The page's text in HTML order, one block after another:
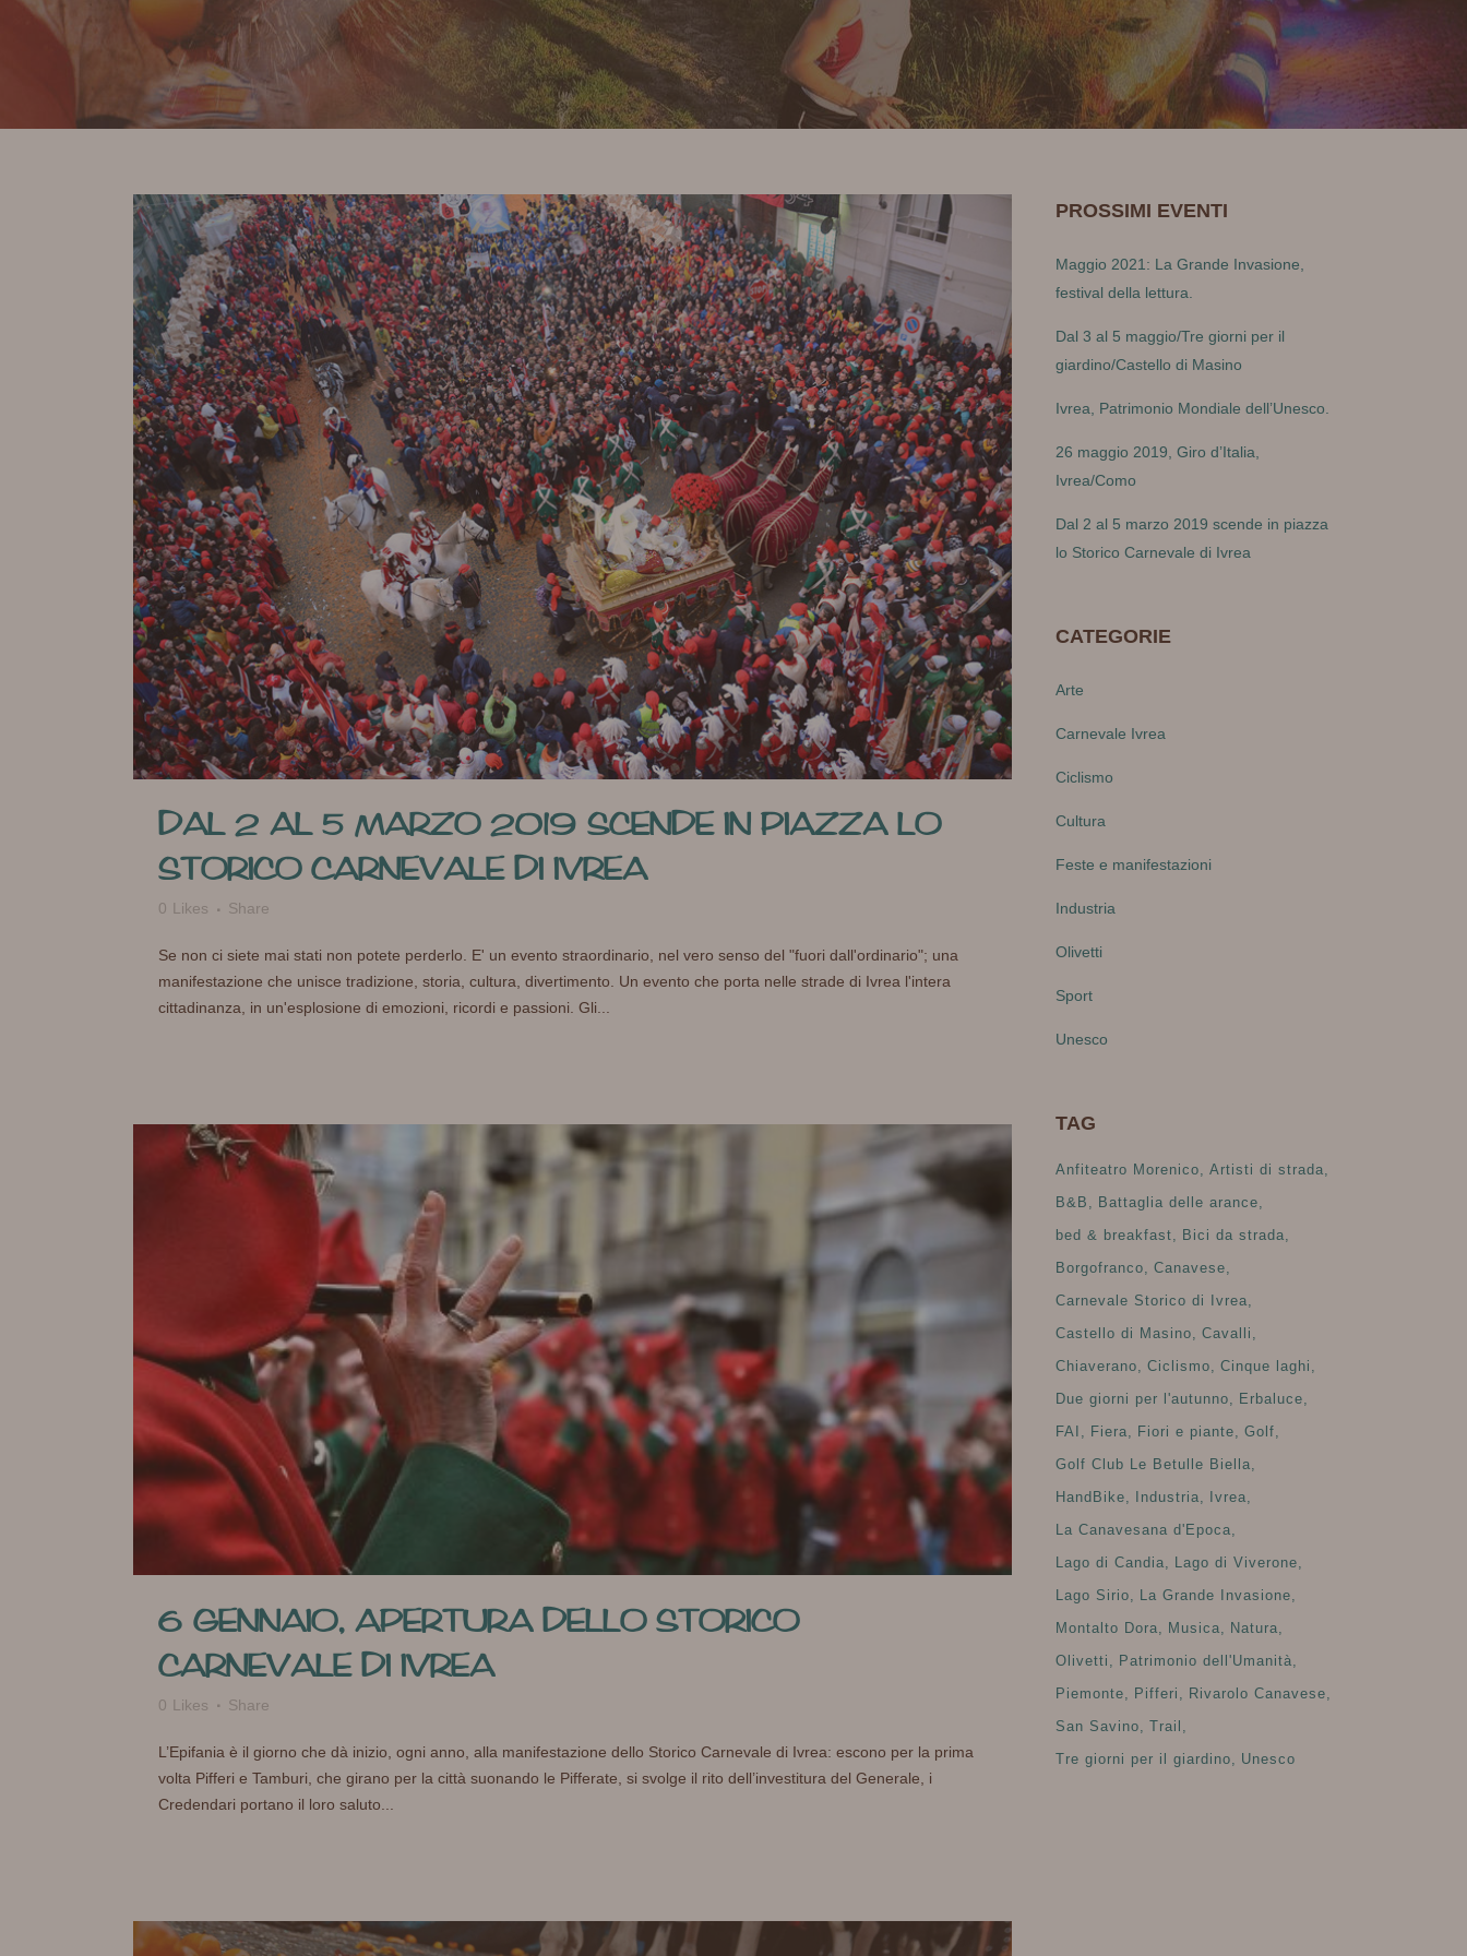
DAL 2 AL 5 MARZO 2019 SCENDE IN PIAZZA LO
STORICO CARNEVALE DI IVREA
0 Likes Share
Se non ci siete mai stati non potete perderlo. E' un evento straordinario, nel vero senso del "fuori dall'ordinario"; una
manifestazione che unisce tradizione, storia, cultura, divertimento. Un evento che porta nelle strade di Ivrea l'intera
cittadinanza, in un'esplosione di emozioni, ricordi e passioni. Gli...
6 GENNAIO, APERTURA DELLO STORICO
CARNEVALE DI IVREA
0 Likes Share
L’Epifania è il giorno che dà inizio, ogni anno, alla manifestazione dello Storico Carnevale di Ivrea: escono per la prima
volta Pifferi e Tamburi, che girano per la città suonando le Pifferate, si svolge il rito dell’investitura del Generale, i
Credendari portano il loro saluto...
PROSSIMI EVENTI
Maggio 2021: La Grande Invasione,
festival della lettura.
Dal 3 al 5 maggio/Tre giorni per il
giardino/Castello di Masino
Ivrea, Patrimonio Mondiale dell’Unesco.
26 maggio 2019, Giro d’Italia,
Ivrea/Como
Dal 2 al 5 marzo 2019 scende in piazza
lo Storico Carnevale di Ivrea
CATEGORIE
Arte
Carnevale Ivrea
Ciclismo
Cultura
Feste e manifestazioni
Industria
Olivetti
Sport
Unesco
TAG
Anfiteatro Morenico
Artisti di strada
B&B
Battaglia delle arance
bed & breakfast
Bici da strada
Borgofranco
Canavese
Carnevale Storico di Ivrea
Castello di Masino
Cavalli
Chiaverano
Ciclismo
Cinque laghi
Due giorni per l'autunno
Erbaluce
FAI
Fiera Fiori e piante
Golf
Golf Club Le Betulle Biella
HandBike
Industria
Ivrea
La Canavesana d'Epoca
Lago di Candia
Lago di Viverone
Lago Sirio
La Grande Invasione
Montalto Dora
Musica
Natura
Olivetti
Patrimonio dell'Umanità
Piemonte
Pifferi
Rivarolo Canavese
San Savino
Trail
Tre giorni per il giardino
Unesco